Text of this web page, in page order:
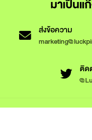
มาเป็น
ส่งข้อความ
ติด